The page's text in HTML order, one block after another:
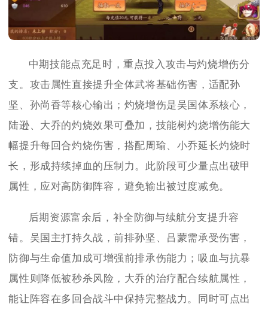
中期技能点充足时，重点投入攻击与灼烧增伤分
支。攻击属性直接提升全体武将基础伤害，适配孙
坚、孙尚香等核心输出；灼烧增伤是吴国体系核心，
陆逊、大乔的灼烧效果可叠加，技能树灼烧增伤能大
幅提升每回合灼烧伤害，搭配周瑜、小乔延长灼烧时
长，形成持续掉血的压制力。此阶段可少量点出破甲
属性，应对高防御阵容，避免输出被过度减免。
后期资源富余后，补全防御与续航分支提升容
错。吴国主打持久战，前排孙坚、吕蒙需承受伤害，
防御与生命值加成可增强前排承伤能力；吸血与抗暴
属性则降低被秒杀风险，大乔的治疗配合续航属性，
能让阵容在多回合战斗中保持完整战力。同时可点出